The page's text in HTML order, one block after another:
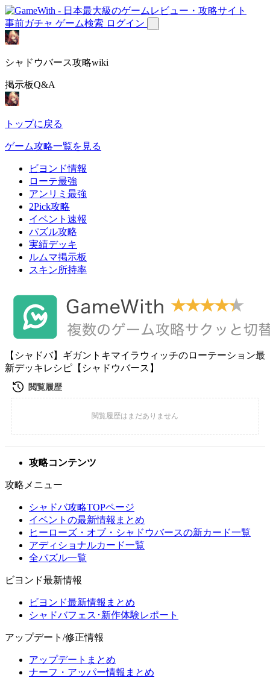
事前ガチャ ゲーム検索 ログイン
シャドウバース攻略wiki
掲示板Q&A
トップに戻る
ゲーム攻略一覧を見る
ビヨンド情報
ローテ最強
アンリミ最強
2Pick攻略
イベント速報
パズル攻略
実績デッキ
ルムマ掲示板
スキン所持率
【シャドバ】ギガントキマイラウィッチのローテーション最
新デッキレシピ【シャドウバース】
攻略コンテンツ
攻略メニュー
シャドバ攻略TOPページ
イベントの最新情報まとめ
ヒーローズ・オブ・シャドウバースの新カード一覧
アディショナルカード一覧
全パズル一覧
ビヨンド最新情報
ビヨンド最新情報まとめ
シャドバフェス･新作体験レポート
アップデート/修正情報
アップデートまとめ
ナーフ・アッパー情報まとめ